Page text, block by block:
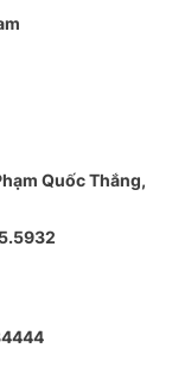
Quốc Thắng,